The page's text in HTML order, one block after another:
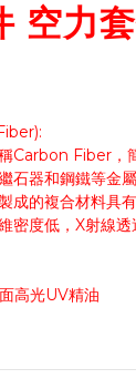
空力
Carbon Fiber，
石器和鋼鐵等金
成的複合材料具
密度低，X射線
高光UV精油